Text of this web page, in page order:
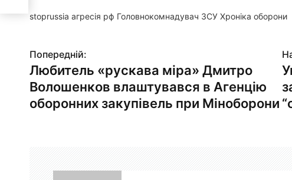
stoprussia агресія рф Головнокомнадувач ЗСУ Хроніка оборони
Н
а
в
Попередній:
Любитель «рускава міра» Дмитро
Волошенков влаштувався в Агенцію
оборонних закупівель при Міноборони